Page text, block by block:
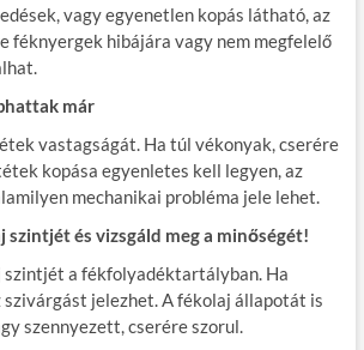
vagy egyenetlen kopás látható, az
féknyergek hibájára vagy nem megfelelő
már
vastagságát. Ha túl vékonyak, cserére
kopása egyenletes kell legyen, az
mechanikai probléma jele lehet.
szintjét és vizsgáld meg a minőségét!
szintjét a fékfolyadéktartályban. Ha
szivárgást jelezhet. A fékolaj állapotát is
szennyezett, cserére szorul.